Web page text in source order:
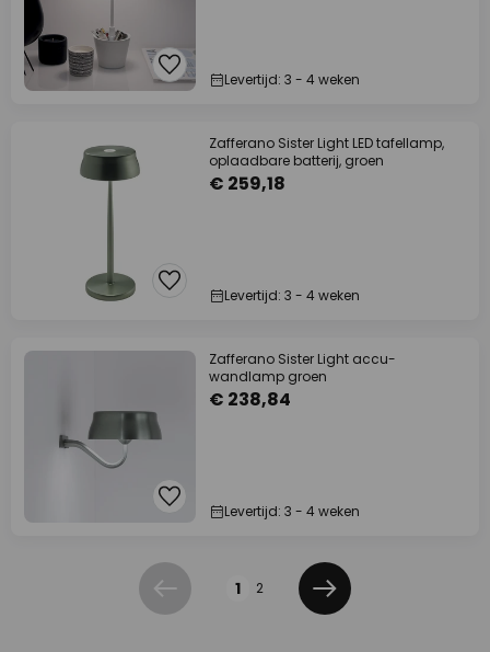
Levertijd: 3 - 4 weken
Zafferano Sister Light LED tafellamp,
oplaadbare batterij, groen
€ 259,18
Levertijd: 3 - 4 weken
Zafferano Sister Light accu-
wandlamp groen
€ 238,84
Levertijd: 3 - 4 weken
Vorige 1 2
Volgende